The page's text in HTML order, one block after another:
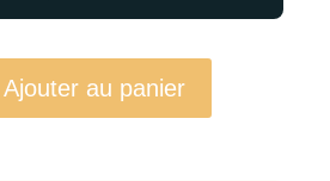
Ajouter au panier